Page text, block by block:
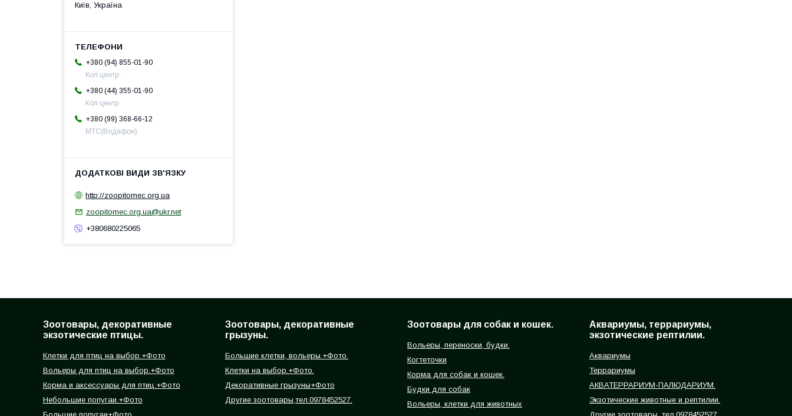
Київ, Україна
+380 (94) 855-01-90
Кол центр-
+380 (44) 355-01-90
Кол центр
+380 (99) 368-66-12
МТС(Водафон)
http://zoopitomec.org.ua
zoopitomec.org.ua@ukr.net
+380680225065
Зоотовары, декоративные
экзотические птицы.
Клетки для птиц на выбор.+Фото
Вольеры для птиц на выбор.+Фото
Корма и аксессуары для птиц.+Фото
Небольшие попугаи.+Фото
Зоотовары, декоративные
грызуны.
Большие клетки, вольеры.+Фото.
Клетки на выбор.+Фото.
Декоративные грызуны+Фото
Другие зоотовары,тел.0978452527.
Зоотовары для собак и кошек.
Вольеры, переноски, будки.
Когтеточки
Корма для собак и кошек.
Будки для собак
Вольеры, клетки для животных
Аквариумы, террариумы,
экзотические рептилии.
Аквариумы
Террариумы
АКВАТЕРРАРИУМ-ПАЛЮДАРИУМ.
Экзотические животные и рептилии.